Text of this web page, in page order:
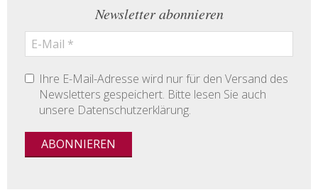
Newsletter abonnieren
Ihre E-Mail-Adresse wird nur für den Versand des
Newsletters gespeichert. Bitte lesen Sie auch
unsere Datenschutzerklärung.